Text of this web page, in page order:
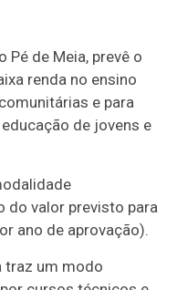
Pé de Meia, prevê o
renda no ensino
e para
de jovens e
do valor previsto para
ano de aprovação).
traz um modo